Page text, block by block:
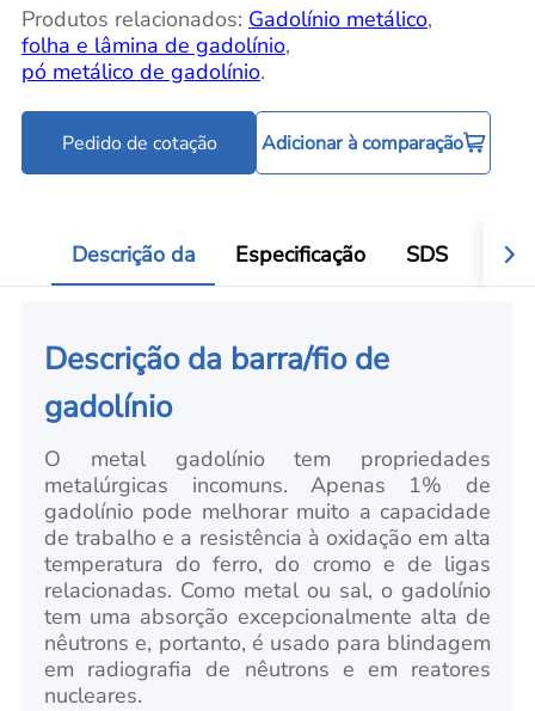
Produtos relacionados: Gadolínio metálico,
folha e lâmina de gadolínio,
pó metálico de gadolínio.
Pedido de cotação Adicionar à comparação
Descrição da Especificação SDS
Descrição da barra/fio de
gadolínio
O metal gadolínio tem propriedades
metalúrgicas incomuns. Apenas 1% de
gadolínio pode melhorar muito a capacidade
de trabalho e a resistência à oxidação em alta
temperatura do ferro, do cromo e de ligas
relacionadas. Como metal ou sal, o gadolínio
tem uma absorção excepcionalmente alta de
nêutrons e, portanto, é usado para blindagem
em radiografia de nêutrons e em reatores
nucleares.